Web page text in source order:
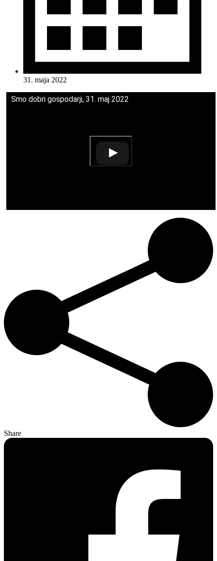
31. maja 2022
Smo dobri gospodarji, 31. maj 2022
Share